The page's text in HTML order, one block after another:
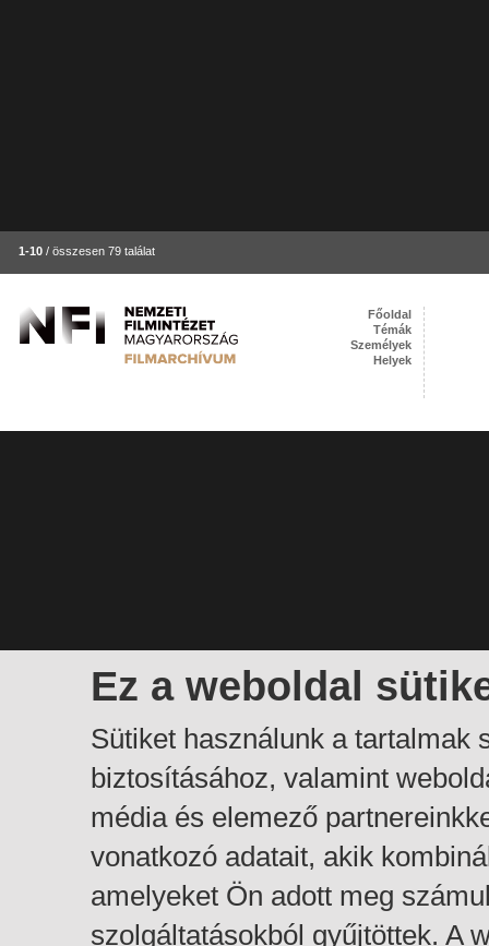
1-10 / összesen 79 találat
Ez a weboldal
Sütiket használunk a tartalmak
biztosításához, valamint
média és elemező
vonatkozó adatait, akik
amelyeket Ön adott meg
szolgáltatásokból gyűjtöttek. A
Főoldal
Témák
Személyek
Helyek